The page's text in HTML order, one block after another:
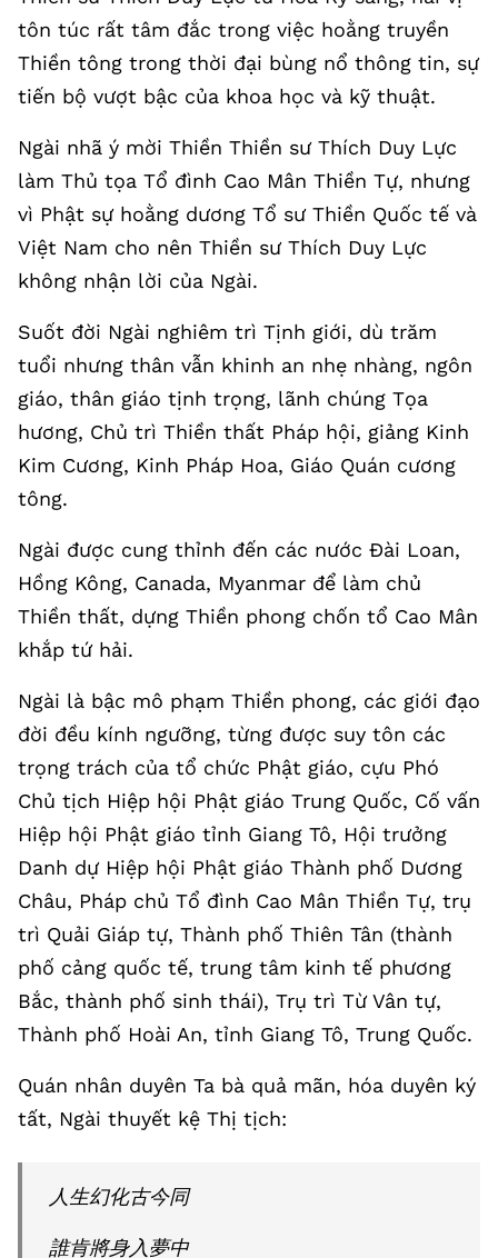
tôn túc rất tâm đắc trong việc hoằng truyền
Thiền tông trong thời đại bùng nổ thông tin, sự
tiến bộ vượt bậc của khoa học và kỹ thuật.
Ngài nhã ý mời Thiền Thiền sư Thích Duy Lực
làm Thủ tọa Tổ đình Cao Mân Thiền Tự, nhưng
vì Phật sự hoằng dương Tổ sư Thiền Quốc tế và
Việt Nam cho nên Thiền sư Thích Duy Lực
không nhận lời của Ngài.
Suốt đời Ngài nghiêm trì Tịnh giới, dù trăm
tuổi nhưng thân vẫn khinh an nhẹ nhàng, ngôn
giáo, thân giáo tịnh trọng, lãnh chúng Tọa
hương, Chủ trì Thiền thất Pháp hội, giảng Kinh
Kim Cương, Kinh Pháp Hoa, Giáo Quán cương
tông.
Ngài được cung thỉnh đến các nước Đài Loan,
Hồng Kông, Canada, Myanmar để làm chủ
Thiền thất, dựng Thiền phong chốn tổ Cao Mân
khắp tứ hải.
Ngài là bậc mô phạm Thiền phong, các giới đạo
đời đều kính ngưỡng, từng được suy tôn các
trọng trách của tổ chức Phật giáo, cựu Phó
Chủ tịch Hiệp hội Phật giáo Trung Quốc, Cố vấn
Hiệp hội Phật giáo tỉnh Giang Tô, Hội trưởng
Danh dự Hiệp hội Phật giáo Thành phố Dương
Châu, Pháp chủ Tổ đình Cao Mân Thiền Tự, trụ
trì Quải Giáp tự, Thành phố Thiên Tân (thành
phố cảng quốc tế, trung tâm kinh tế phương
Bắc, thành phố sinh thái), Trụ trì Từ Vân tự,
Thành phố Hoài An, tỉnh Giang Tô, Trung Quốc.
Quán nhân duyên Ta bà quả mãn, hóa duyên ký
tất, Ngài thuyết kệ Thị tịch:
人生幻化古今同
誰肯將身入夢中